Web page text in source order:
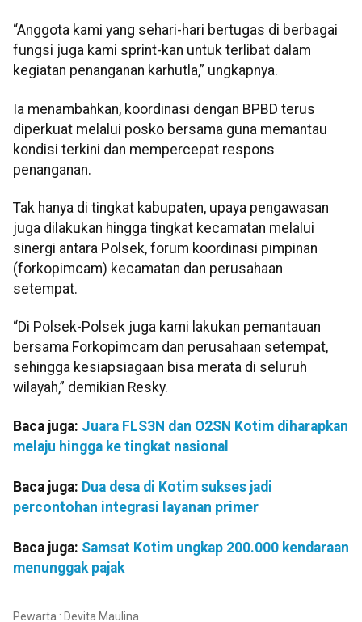
“Anggota kami yang sehari-hari bertugas di berbagai
fungsi juga kami sprint-kan untuk terlibat dalam
kegiatan penanganan karhutla,” ungkapnya.
Ia menambahkan, koordinasi dengan BPBD terus
diperkuat melalui posko bersama guna memantau
kondisi terkini dan mempercepat respons
penanganan.
Tak hanya di tingkat kabupaten, upaya pengawasan
juga dilakukan hingga tingkat kecamatan melalui
sinergi antara Polsek, forum koordinasi pimpinan
(forkopimcam) kecamatan dan perusahaan
setempat.
“Di Polsek-Polsek juga kami lakukan pemantauan
bersama Forkopimcam dan perusahaan setempat,
sehingga kesiapsiagaan bisa merata di seluruh
wilayah,” demikian Resky.
Baca juga: Juara FLS3N dan O2SN Kotim diharapkan
melaju hingga ke tingkat nasional
Baca juga: Dua desa di Kotim sukses jadi
percontohan integrasi layanan primer
Baca juga: Samsat Kotim ungkap 200.000 kendaraan
menunggak pajak
Pewarta : Devita Maulina